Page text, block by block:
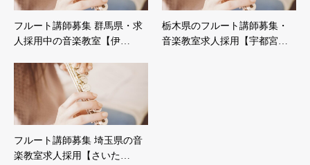
フルート講師募集 群馬県・求
人採用中の音楽教室【伊…
栃木県のフルート講師募集・
音楽教室求人採用【宇都宮…
フルート講師募集 埼玉県の音
楽教室求人採用【さいた…